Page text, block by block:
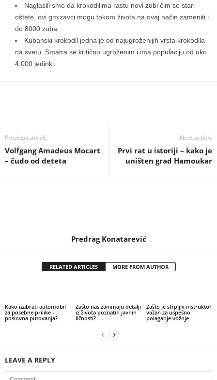
Naglasili smo da krokodilima rastu novi zubi čim se stari
oštete, ovi gmizavci mogu tokom života na ovaj način zameniti i
do 8000 zuba.
Kubanski krokodil jedna je od najugroženijih vrsta krokodila
na svetu. Smatra se kritično ugroženim i ima populaciju od oko
4.000 jedinki.
Previous article
Volfgang Amadeus Mocart
– čudo od deteta
Next article
Prvi rat u istoriji – kako je
uništen grad Hamoukar
Predrag Konatarević
RELATED ARTICLES MORE FROM AUTHOR
Kako izabrati automobil
za posebne prilike i
poslovna putovanja?
Zašto nas zanimaju detalji
iz života poznatih javnih
ličnosti?
Zašto je strpljiv instruktor
važan za uspešno
polaganje vožnje
LEAVE A REPLY